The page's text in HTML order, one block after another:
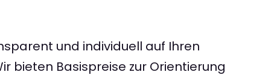
und individuell auf Ihren
bieten Basispreise zur Orientierung